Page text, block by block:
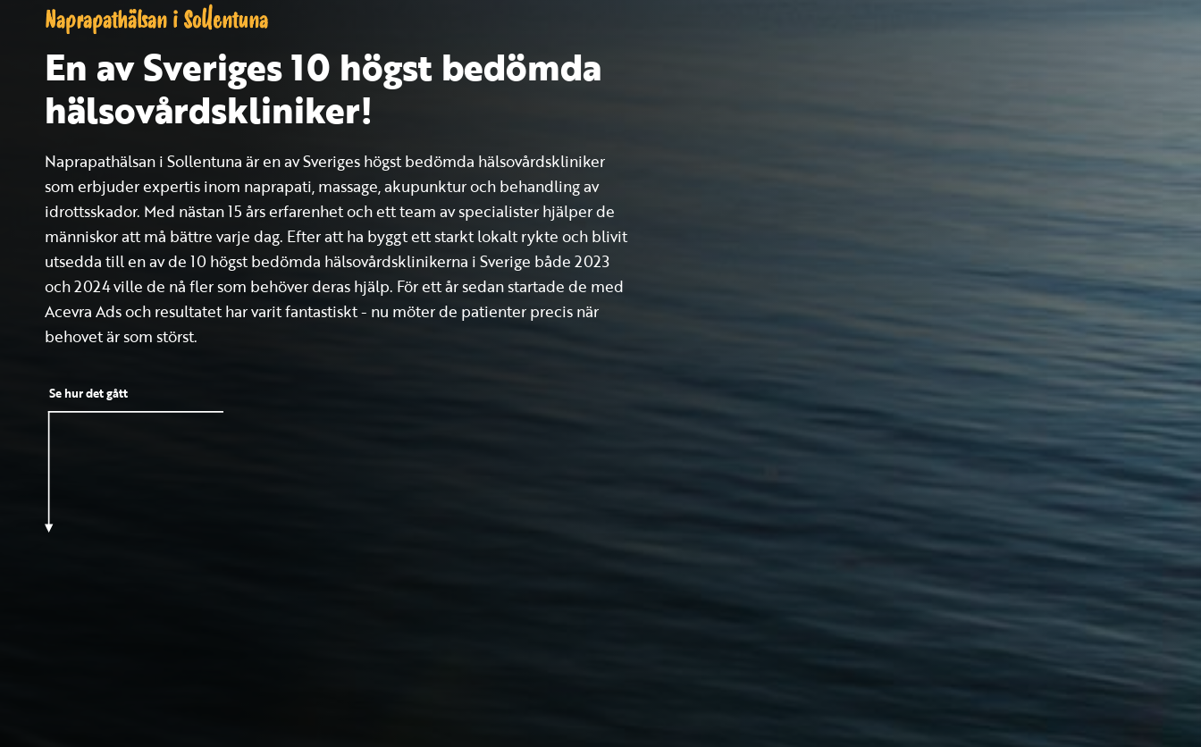
Naprapathälsan i Sollentuna
En av Sveriges 10 högst bedömda
hälsovårdskliniker!
Naprapathälsan i Sollentuna är en av Sveriges högst bedömda hälsovårdskliniker
som erbjuder expertis inom naprapati, massage, akupunktur och behandling av
idrottsskador. Med nästan 15 års erfarenhet och ett team av specialister hjälper de
människor att må bättre varje dag. Efter att ha byggt ett starkt lokalt rykte och blivit
utsedda till en av de 10 högst bedömda hälsovårdsklinikerna i Sverige både 2023
och 2024 ville de nå fler som behöver deras hjälp. För ett år sedan startade de med
Acevra Ads och resultatet har varit fantastiskt - nu möter de patienter precis när
behovet är som störst.
Se hur det gått